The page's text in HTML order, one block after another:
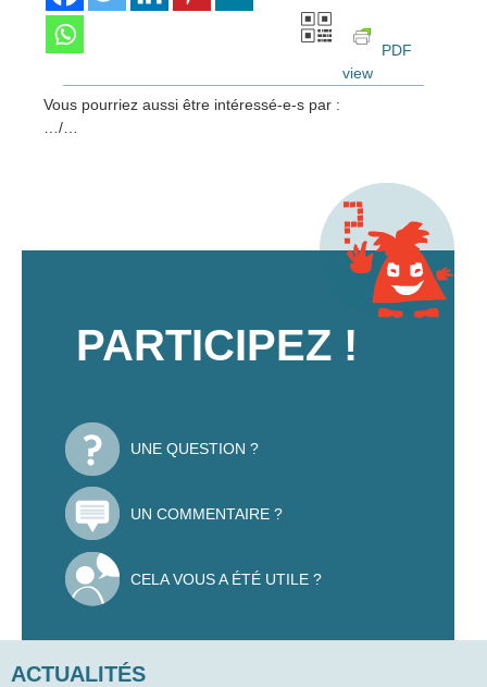
PDF
view
Vous pourriez aussi être intéressé-e-s par :
…/…
PARTICIPEZ !
UNE QUESTION ?
UN COMMENTAIRE ?
CELA VOUS A ÉTÉ UTILE ?
ACTUALITÉS